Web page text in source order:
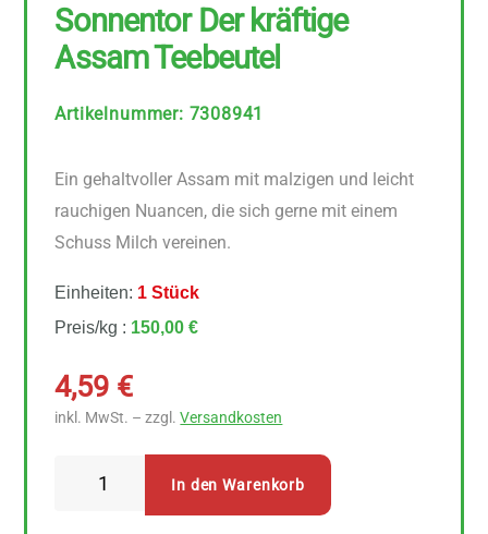
Sonnentor Der kräftige
Assam Teebeutel
Artikelnummer: 7308941
Ein gehaltvoller Assam mit malzigen und leicht
rauchigen Nuancen, die sich gerne mit einem
Schuss Milch vereinen.
Einheiten: 1 Stück
Preis/kg : 150,00 €
4,59 €
inkl. MwSt. – zzgl.Versandkosten
In den Warenkorb